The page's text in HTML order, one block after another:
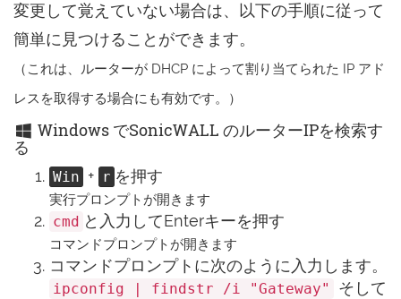
変更して覚えていない場合は、以下の手順に従って
簡単に見つけることができます。
（これは、ルーターが DHCP によって割り当てられた IP アド
レスを取得する場合にも有効です。）
Windows でSonicWALL のルーターIPを検索す
る
Win + r を押す
実行プロンプトが開きます
cmd と入力してEnterキーを押す
コマンドプロンプトが開きます
コマンドプロンプトに次のように入力します。
ipconfig | findstr /i "Gateway"
そして